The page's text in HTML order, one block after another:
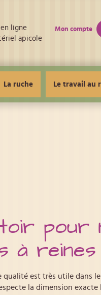
pour
à reines
qualité est très utile dans
la dimension exacte
ligne
apicole
Mon compte
La ruche Le travail au